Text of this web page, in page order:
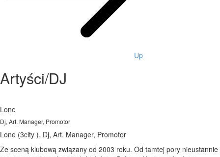
Up
Artyści/DJ
Lone
Dj, Art. Manager, Promotor
Lone (3city ), Dj, Art. Manager, Promotor
Ze sceną klubową związany od 2003 roku. Od tamtej pory nieustannie